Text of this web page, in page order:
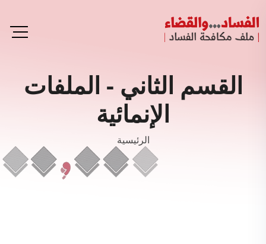
القسم الثاني - الملفات
الإنمائية
الرئيسية